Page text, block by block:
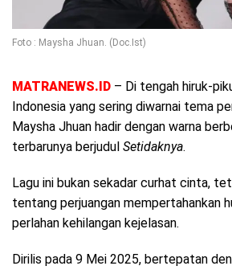
Foto : Maysha Jhuan. (Doc.Ist)
MATRANEWS.ID – Di tengah hiruk-
Indonesia yang sering diwarnai tema
Maysha Jhuan hadir dengan warna
terbarunya berjudul Setidaknya.
Lagu ini bukan sekadar curhat cinta,
tentang perjuangan mempertahankan
perlahan kehilangan kejelasan.
Dirilis pada 9 Mei 2025, bertepatan